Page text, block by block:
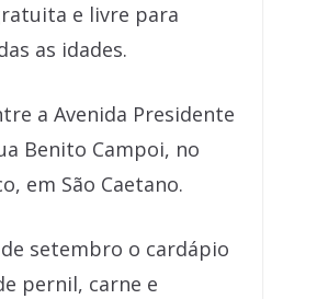
e livre para
as idades.
a Avenida Presidente
Benito Campoi, no
em São Caetano.
setembro o cardápio
pernil, carne e